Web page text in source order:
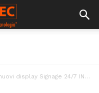
display Signage 24/7 INDOOR